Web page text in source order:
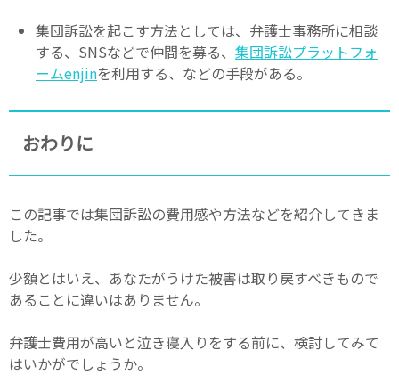
集団訴訟を起こす方法としては、弁護士事務所に相談
する、SNSなどで仲間を募る、 集団訴訟プラットフォ
ームenjinを利用する、などの手段がある。
おわりに
この記事では集団訴訟の費用感や方法などを紹介してきま
した。
少額とはいえ、あなたがうけた被害は取り戻すべきもので
あることに違いはありません。
弁護士費用が高いと泣き寝入りをする前に、検討してみて
はいかがでしょうか。